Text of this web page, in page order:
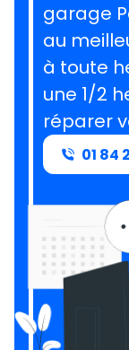
garage
au
à toute
une 1/2
réparer
01 84